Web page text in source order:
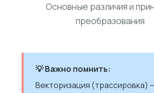
Основные различия и
преобразования
💡 Важно помнить:
Векторизация (трассировка)